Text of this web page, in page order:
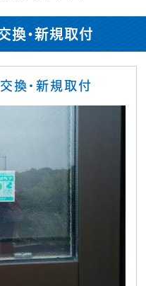
換・新規取付
換・新規取付